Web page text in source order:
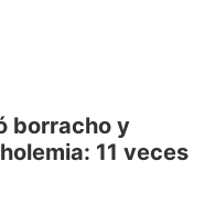
borracho y
11 veces